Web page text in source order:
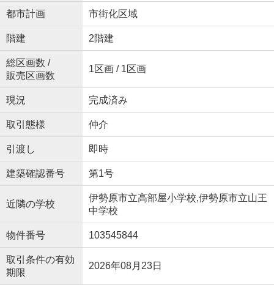
都市計画 市街化区域
階建 2階建
総区画数 /
販売区画数
1区画 / 1区画
現況 完成済み
取引態様 仲介
引渡し 即時
建築確認番号 第1号
近隣の学校
伊勢原市立高部屋小学校,伊勢原市立山王
中学校
物件番号 103545844
取引条件の有効
期限
2026年08月23日